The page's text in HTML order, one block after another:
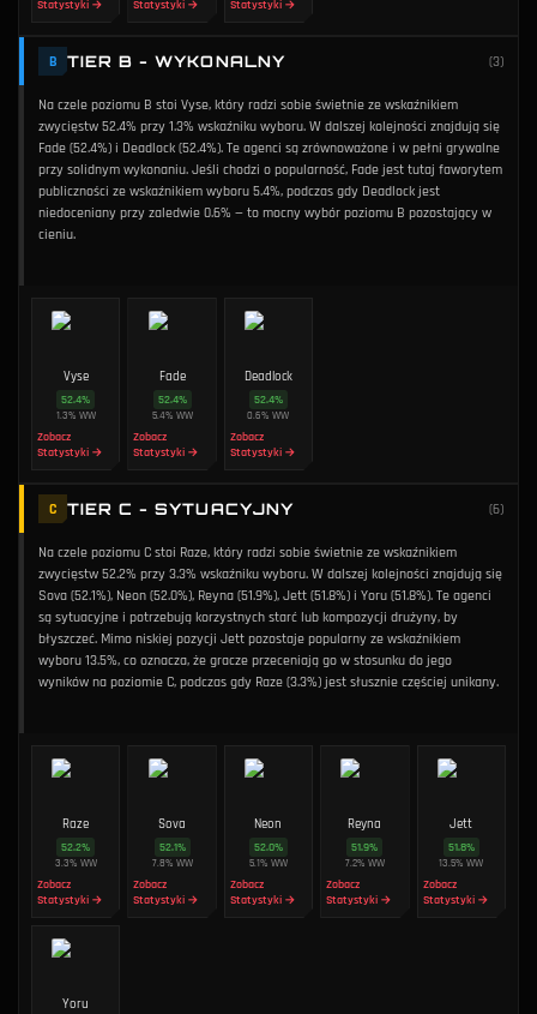
Statystyki → Statystyki → Statystyki →
B TIER B - WYKONALNY (3)
Na czele poziomu B stoi Vyse, który radzi sobie świetnie ze wskaźnikiem
zwycięstw 52.4% przy 1.3% wskaźniku wyboru. W dalszej kolejności znajdują się
Fade (52.4%) i Deadlock (52.4%). Te agenci są zrównoważone i w pełni grywalne
przy solidnym wykonaniu. Jeśli chodzi o popularność, Fade jest tutaj faworytem
publiczności ze wskaźnikiem wyboru 5.4%, podczas gdy Deadlock jest
niedoceniany przy zaledwie 0.6% — to mocny wybór poziomu B pozostający w
cieniu.
Vyse
52.4%
1.3% WW
Zobacz
Statystyki →
Fade
52.4%
5.4% WW
Zobacz
Statystyki →
Deadlock
52.4%
0.6%WW
Zobacz
Statystyki →
C TIER C - SYTUACYJNY (6)
Na czele poziomu C stoi Raze, który radzi sobie świetnie ze wskaźnikiem
zwycięstw 52.2% przy 3.3% wskaźniku wyboru. W dalszej kolejności znajdują się
Sova (52.1%), Neon (52.0%), Reyna (51.9%), Jett (51.8%) i Yoru (51.8%). Te agenci
są sytuacyjne i potrzebują korzystnych starć lub kompozycji drużyny, by
błyszczeć. Mimo niskiej pozycji Jett pozostaje popularny ze wskaźnikiem
wyboru 13.5%, co oznacza, że gracze przeceniają go w stosunku do jego
wyników na poziomie C, podczas gdy Raze (3.3%) jest słusznie częściej unikany.
Raze
52.2%
3.3% WW
Zobacz
Statystyki →
Sova
52.1%
7.8% WW
Zobacz
Statystyki →
Neon
52.0%
5.1% WW
Zobacz
Statystyki →
Reyna
51.9%
7.2% WW
Zobacz
Statystyki →
Jett
51.8%
13.5%WW
Zobacz
Statystyki →
Yoru